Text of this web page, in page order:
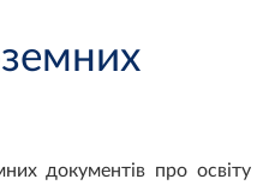
документів про освіту